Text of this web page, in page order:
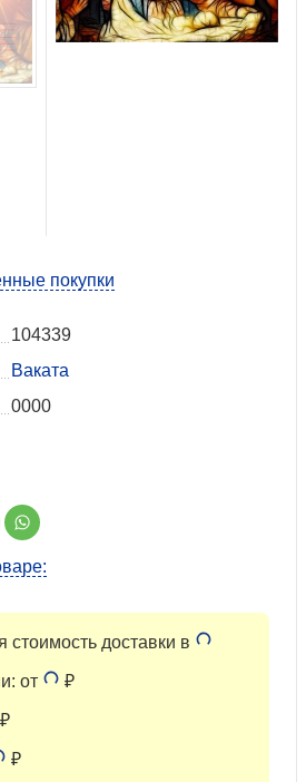
покупки
104339
Ваката
0000
стоимость доставки в
от ₽
₽
₽